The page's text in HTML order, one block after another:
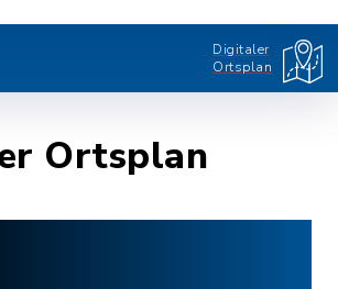
Digitaler
Ortsplan
Ortsplan